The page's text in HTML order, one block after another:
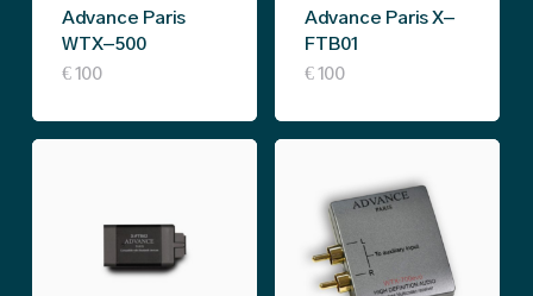
Advance Paris
WTX-500
€100
Advance Paris X-
FTB01
€ 100